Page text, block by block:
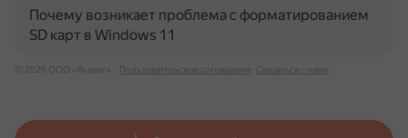
Почему возникает проблема с форматированием
SD карт в Windows 11
© 2026 ООО «Яндекс» Пользовательское соглашение Связаться с нами